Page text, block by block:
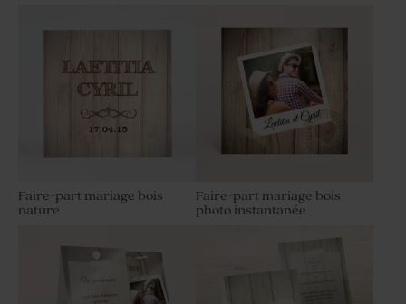
Faire-part mariage bois
nature
Faire-part mariage bois
photo instantanée